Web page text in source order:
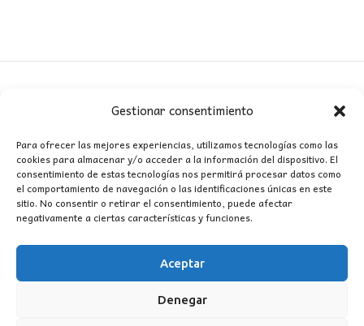
Gestionar consentimiento
Para ofrecer las mejores experiencias, utilizamos tecnologías como las
cookies para almacenar y/o acceder a la información del dispositivo. El
consentimiento de estas tecnologías nos permitirá procesar datos como
el comportamiento de navegación o las identificaciones únicas en este
sitio. No consentir o retirar el consentimiento, puede afectar
negativamente a ciertas características y funciones.
Aceptar
Denegar
MI CUENTA
INFORMACIÓN
WhatsApp
TikTok
Instagram